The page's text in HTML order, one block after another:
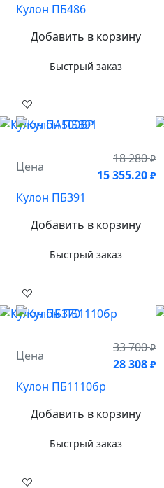
Кулон ПБ486
Добавить в корзину
Быстрый заказ
Цена
18 280₽
15 355.20 ₽
Кулон ПБ391
Добавить в корзину
Быстрый заказ
Цена
33 700₽
28 308 ₽
Кулон ПБ1110бр
Добавить в корзину
Быстрый заказ